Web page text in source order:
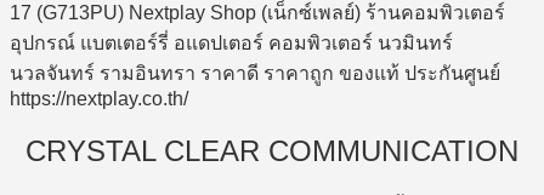
CRYSTAL CLEAR COMMUNICATION